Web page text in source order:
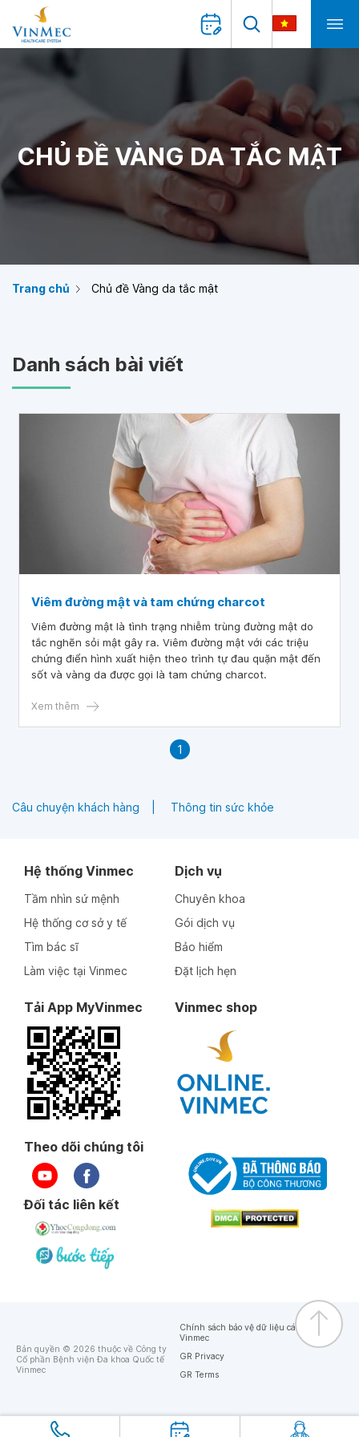
CHỦ ĐỀ VÀNG DA TẮC MẬT
Trang chủ Chủ đề Vàng da tắc mật
Danh sách bài viết
Viêm đường mật và tam chứng charcot
Viêm đường mật là tình trạng nhiễm trùng đường mật do
tắc nghẽn sỏi mật gây ra. Viêm đường mật với các triệu
chứng điển hình xuất hiện theo trình tự đau quặn mật đến
sốt và vàng da được gọi là tam chứng charcot.
Xem thêm
1
Câu chuyện khách hàng Thông tin sức khỏe
Hệ thống Vinmec
Tầm nhìn sứ mệnh
Hệ thống cơ sở y tế
Tìm bác sĩ
Làm việc tại Vinmec
Dịch vụ
Chuyên khoa
Gói dịch vụ
Bảo hiểm
Đặt lịch hẹn
Tải App MyVinmec Vinmec shop
Theo dõi chúng tôi
Đối tác liên kết
Bản quyền © 2026 thuộc về Công ty
Cổ phần Bệnh viện Đa khoa Quốc tế
Vinmec
Chính sách bảo vệ dữ liệu cá nhân của
Vinmec
GR Privacy
GR Terms